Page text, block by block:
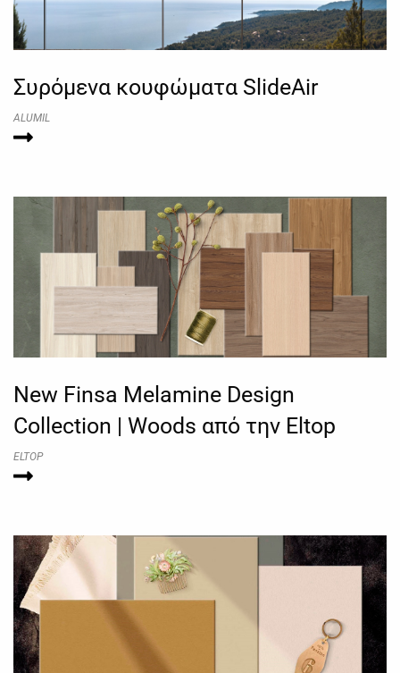
Συρόμενα κουφώματα SlideAir
ALUMIL
New Finsa Melamine Design
Collection | Woods από την Eltop
ELTOP